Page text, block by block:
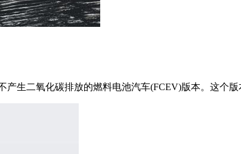
生二氧化碳排放的燃料电池汽车(FCEV)版本。这个